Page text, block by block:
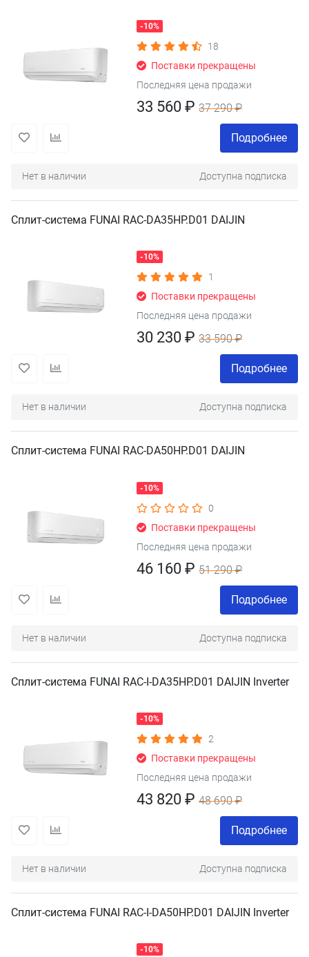
-10%
18
Поставки прекращены
Последняя цена продажи
33 560 ₽37 290 ₽
Подробнее
Нет в наличии Доступна подписка
Сплит-система FUNAI RAC-DA35HP.D01 DAIJIN
-10%
1
Поставки прекращены
Последняя цена продажи
30 230 ₽33 590 ₽
Подробнее
Нет в наличии Доступна подписка
Сплит-система FUNAI RAC-DA50HP.D01 DAIJIN
-10%
0
Поставки прекращены
Последняя цена продажи
46 160 ₽51 290 ₽
Подробнее
Нет в наличии Доступна подписка
Сплит-система FUNAI RAC-I-DA35HP.D01 DAIJIN Inverter
-10%
2
Поставки прекращены
Последняя цена продажи
43 820 ₽48 690 ₽
Подробнее
Нет в наличии Доступна подписка
Сплит-система FUNAI RAC-I-DA50HP.D01 DAIJIN Inverter
-10%